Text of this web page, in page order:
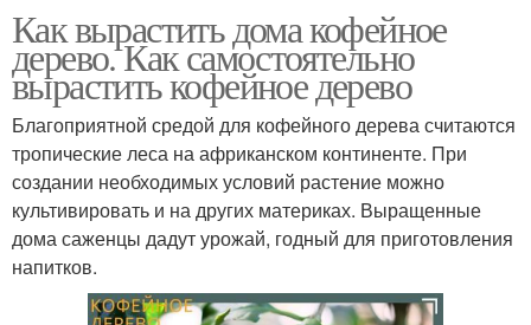
Как вырастить дома кофейное
дерево. Как самостоятельно
вырастить кофейное дерево
Благоприятной средой для кофейного дерева считаются
тропические леса на африканском континенте. При
создании необходимых условий растение можно
культивировать и на других материках. Выращенные
дома саженцы дадут урожай, годный для приготовления
напитков.